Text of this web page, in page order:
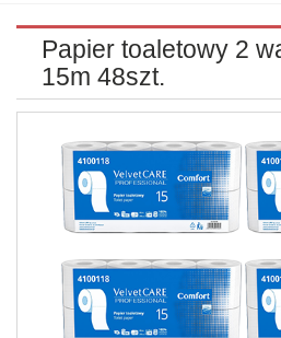
Papier toaletowy 2
15m 48szt.